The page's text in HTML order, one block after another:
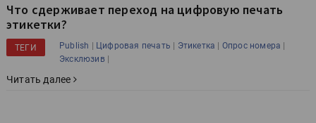
Что сдерживает переход на цифровую печать
этикетки?
ТЕГИ Publish | Цифровая печать | Этикетка | Опрос номера |
Эксклюзив |
Читать далее